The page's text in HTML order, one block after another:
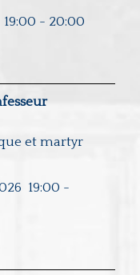
19:00 - 20:00
et martyr
19:00 -